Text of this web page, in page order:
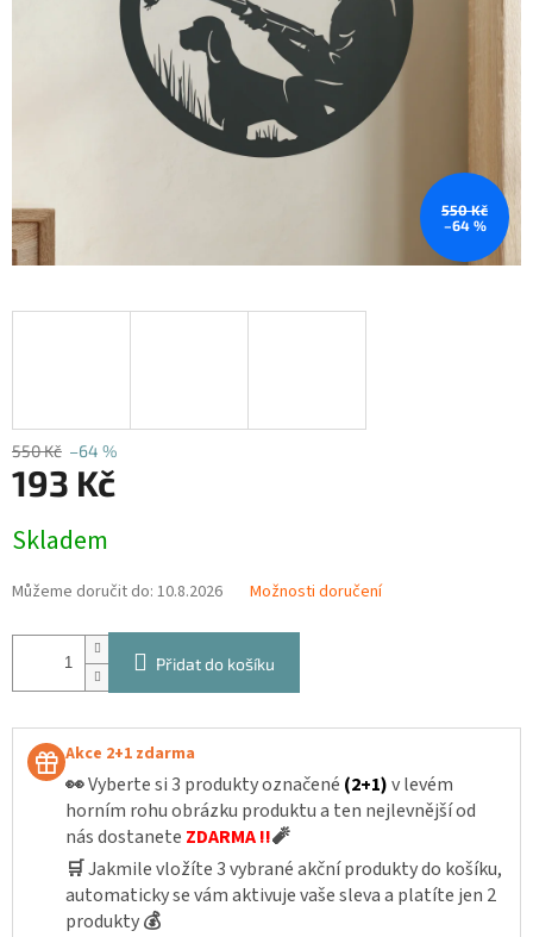
550 Kč
–64 %
550 Kč –64 %
193 Kč
cena:
Skladem
Můžeme doručit do: 10.8.2026 Možnosti doručení
Přidat do košíku
Akce 2+1 zdarma
👀Vyberte si 3 produkty označené (2+1)v levém
horním rohu obrázku produktu a ten nejlevnější od
nás dostanete ZDARMA !!🧨
🛒Jakmile vložíte 3 vybrané akční produkty do košíku,
automaticky se vám aktivuje vaše sleva a platíte jen 2
produkty💰